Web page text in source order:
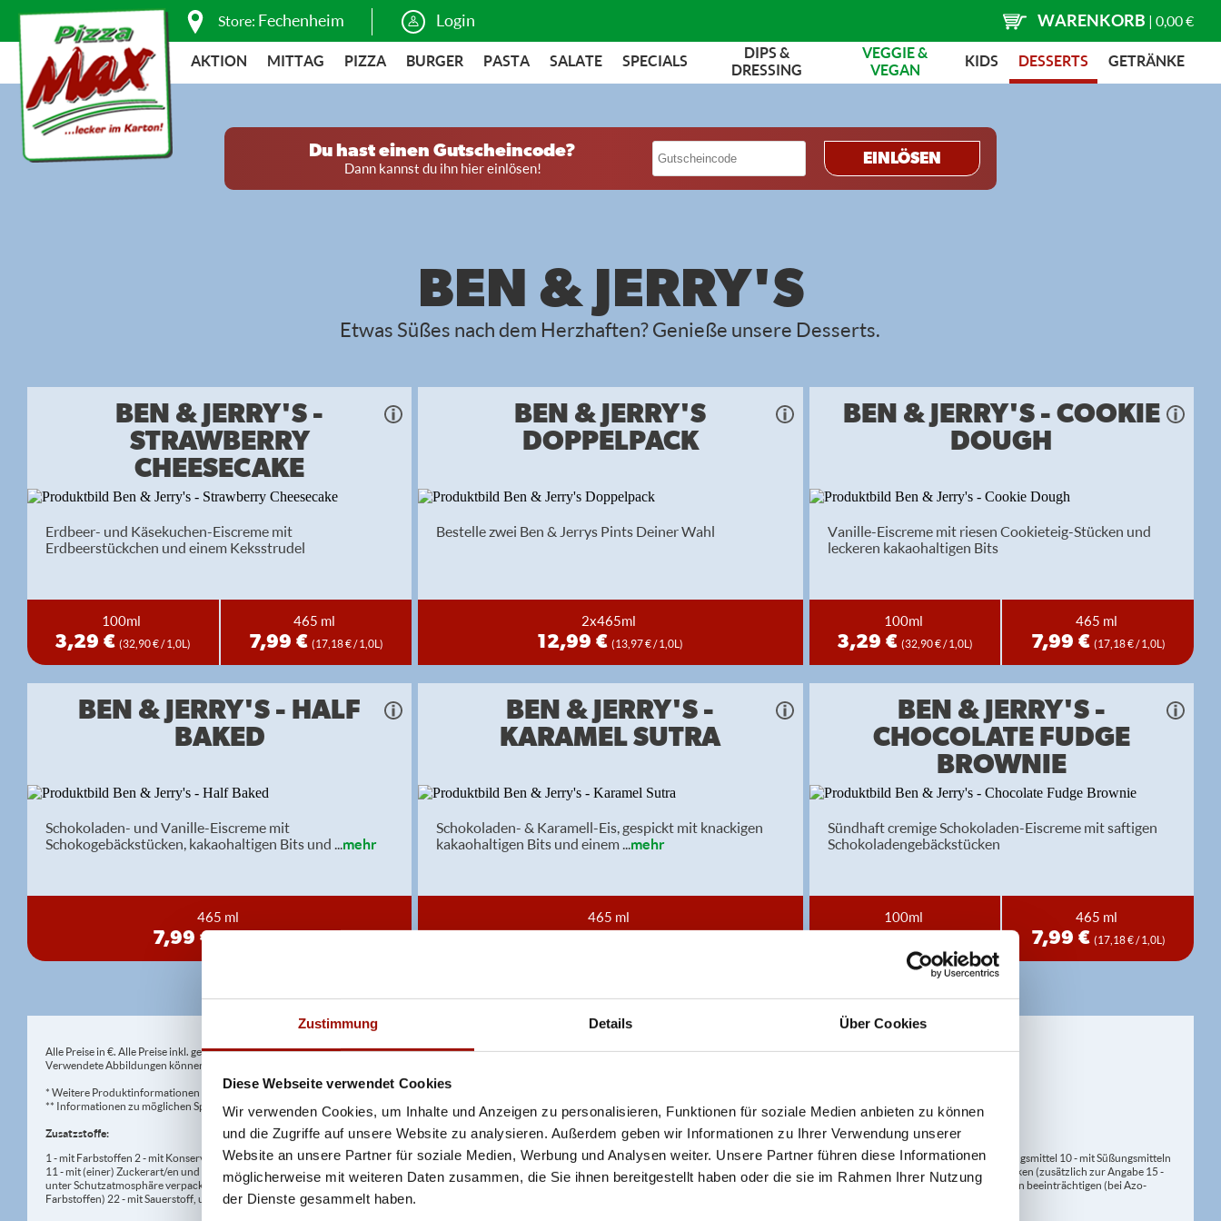
Zustimmung Details Über Cookies
Diese Webseite verwendet Cookies
Wir verwenden Cookies, um Inhalte und Anzeigen zu personalisieren, Funktionen für soziale Medien anbieten zu können
und die Zugriffe auf unsere Website zu analysieren. Außerdem geben wir Informationen zu Ihrer Verwendung unserer
Website an unsere Partner für soziale Medien, Werbung und Analysen weiter. Unsere Partner führen diese Informationen
möglicherweise mit weiteren Daten zusammen, die Sie ihnen bereitgestellt haben oder die sie im Rahmen Ihrer Nutzung
der Dienste gesammelt haben.
Store: Fechenheim Login WARENKORB | 0,00 €
AKTION MITTAG PIZZA BURGER PASTA SALATE SPECIALS
DIPS &
DRESSING
VEGGIE &
VEGAN
KIDS DESSERTS GETRÄNKE
Du hast einen Gutscheincode?
Dann kannst du ihn hier einlösen!
EINLÖSEN
BEN & JERRY'S
Etwas Süßes nach dem Herzhaften? Genieße unsere Desserts.
BEN & JERRY'S -
STRAWBERRY
CHEESECAKE
Erdbeer- und Käsekuchen-Eiscreme mit
Erdbeerstückchen und einem Keksstrudel
100ml
3,29 €(32,90 € / 1,0L)
465 ml
7,99 € (17,18 € / 1,0L)
BEN & JERRY'S
DOPPELPACK
Bestelle zwei Ben & Jerrys Pints Deiner Wahl
2x465ml
12,99 €(13,97 € / 1,0L)
BEN & JERRY'S - COOKIE
DOUGH
Vanille-Eiscreme mit riesen Cookieteig-Stücken und
leckeren kakaohaltigen Bits
100ml
3,29 € (32,90 € / 1,0L)
465 ml
7,99 € (17,18 € / 1,0L)
BEN & JERRY'S - HALF
BAKED
Schokoladen- und Vanille-Eiscreme mit
Schokogebäckstücken, kakaohaltigen Bits und ...mehr
465 ml
7,99 €
BEN & JERRY'S -
KARAMEL SUTRA
Schokoladen- & Karamell-Eis, gespickt mit knackigen
kakaohaltigen Bits und einem...mehr
465 ml
BEN & JERRY'S -
CHOCOLATE FUDGE
BROWNIE
Sündhaft cremige Schokoladen-Eiscreme mit saftigen
Schokoladengebäckstücken
100ml 465 ml
7,99 € (17,18 € / 1,0L)
Alle Preise in €. Alle Preise inkl. gesetzl. MwSt. Alle Angaben zu Grammaturen oder Durchmessern, bspw. der Pizzen sind circa-Angaben und können durch die Zubereitung geringfügig variieren.
Verwendete Abbildungen können von den tatsächlich gelieferten Produkten abweichen. Wir liefern innerhalb von ca. 30 Minuten.
* Weitere Produktinformationen zu vorverpackten Lebensmitteln finden Sie unter www.pizzamax.de/produktinformationen
** Informationen zu möglichen Spuren von Allergenen seitens unsere Hersteller finden Sie unter www.pizzamax.de/produktinformationen
Zusatzstoffe:
1 - mit Farbstoffen 2 - mit Konservierungsmittel 3 - mit Antioxidationsmittel 4 - mit Geschmacksverstärker 5 - geschwefelt 6 - geschwärzt 7 - gewachst 8 - mit Phosphat/en (bei Fleischerzeugnissen) 9 - mit Süßungsmittel 10 - mit Süßungsmitteln
11 - mit (einer) Zuckerart/en und Süßungsmittel/n 12 - nur bei Tafelsüßen zusätzlich zur Angabe 13 - enthält eine Phenylalaninquelle (zusätzlich zur Angabe 14 - kann bei übermäßigem Verzehr abführend wirken (zusätzlich zur Angabe 15 -
unter Schutzatmosphäre verpackt 16 - chininhaltig 17 - koffeinhaltig 18 - mit Milcheiweiß (bei Fleischerzeugnissen) 19 - mit Säuerungsmitteln 20 - mit Taurin 21 - kann Aktivität und Aufmerksamkeit bei Kindern beeinträchtigen (bei Azo-
Farbstoffen) 22 - mit Sauerstoff, unter Hochdruck, farbstabilisierend (bei Frischfleisch) 23 - mit Nitritpökelsalz 24 - enthält Alkohol 25 - mit Stabilisatoren 26 - mit Verdickunsmittel